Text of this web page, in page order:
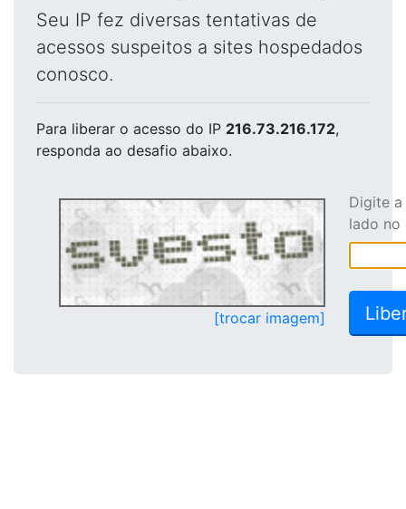
Seu IP fez diversas tentativas de
acessos suspeitos a sites hospedados
conosco.
Para liberar o acesso do IP 216.73.216.172,
responda ao desafio abaixo.
[trocar imagem]
Digite
lado no